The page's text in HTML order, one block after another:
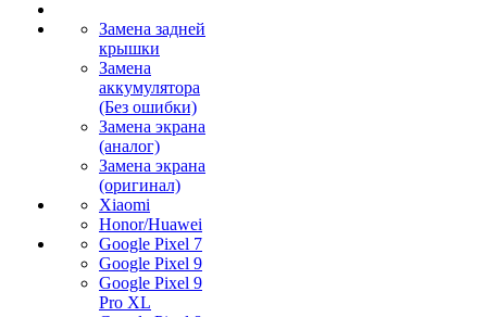
Замена задней
крышки
Замена
аккумулятора
(Без ошибки)
Замена экрана
(аналог)
Замена экрана
(оригинал)
Xiaomi
Honor/Huawei
Google Pixel 7
Google Pixel 9
Google Pixel 9
Pro XL